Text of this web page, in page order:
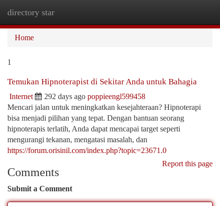
directory star
Home
1
Temukan Hipnoterapist di Sekitar Anda untuk Bahagia
Internet 292 days ago poppieengl599458
Mencari jalan untuk meningkatkan kesejahteraan? Hipnoterapi
bisa menjadi pilihan yang tepat. Dengan bantuan seorang
hipnoterapis terlatih, Anda dapat mencapai target seperti
mengurangi tekanan, mengatasi masalah, dan
https://forum.orisinil.com/index.php?topic=23671.0
Report this page
Comments
Submit a Comment